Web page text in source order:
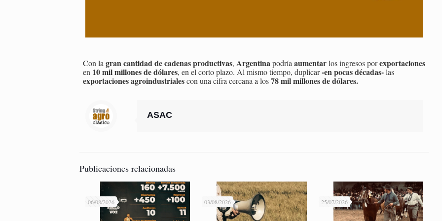
Con lagran cantidad de cadenas productivas, Argentinapodríaaumentarlos ingresos porexportaciones
en 10 mil millones de dólares, en el corto plazo. Al mismo tiempo, duplicar-en pocas décadas-las
exportaciones agroindustrialescon una cifra cercana a los78 mil millones de dólares.
ASAC
Publicaciones relacionadas
06/08/2026 03/08/2026 25/07/2026